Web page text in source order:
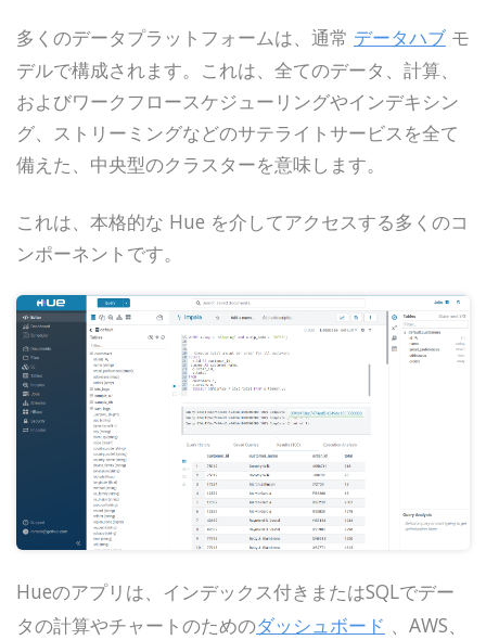
多くのデータプラットフォームは、通常 データハブ モ
デルで構成されます。これは、全てのデータ、計算、
およびワークフロースケジューリングやインデキシン
グ、ストリーミングなどのサテライトサービスを全て
備えた、中央型のクラスターを意味します。
これは、本格的な Hue を介してアクセスする多くのコ
ンポーネントです。
Hueのアプリは、インデックス付きまたはSQLでデー
タの計算やチャートのためのダッシュボード 、AWS、